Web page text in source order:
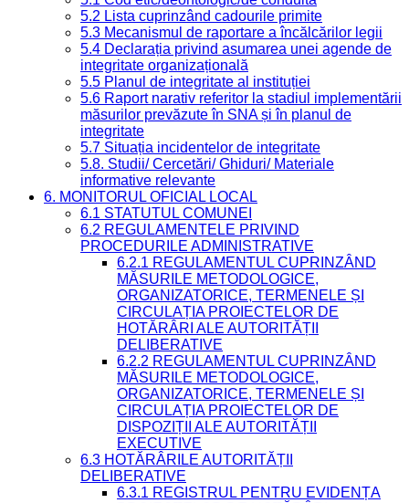
5.2 Lista cuprinzând cadourile primite
5.3 Mecanismul de raportare a încălcărilor legii
5.4 Declarația privind asumarea unei agende de
integritate organizațională
5.5 Planul de integritate al instituției
5.6 Raport narativ referitor la stadiul implementării
măsurilor prevăzute în SNA și în planul de
integritate
5.7 Situația incidentelor de integritate
5.8. Studii/ Cercetări/ Ghiduri/ Materiale
informative relevante
6. MONITORUL OFICIAL LOCAL
6.1 STATUTUL COMUNEI
6.2 REGULAMENTELE PRIVIND
PROCEDURILE ADMINISTRATIVE
6.2.1 REGULAMENTUL CUPRINZÂND
MĂSURILE METODOLOGICE,
ORGANIZATORICE, TERMENELE ȘI
CIRCULAȚIA PROIECTELOR DE
HOTĂRÂRI ALE AUTORITĂȚII
DELIBERATIVE
6.2.2 REGULAMENTUL CUPRINZÂND
MĂSURILE METODOLOGICE,
ORGANIZATORICE, TERMENELE ȘI
CIRCULAȚIA PROIECTELOR DE
DISPOZIȚII ALE AUTORITĂȚII
EXECUTIVE
6.3 HOTĂRÂRILE AUTORITĂȚII
DELIBERATIVE
6.3.1 REGISTRUL PENTRU EVIDENȚA